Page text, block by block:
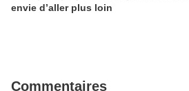
envie d’aller plus loin
Commentaires